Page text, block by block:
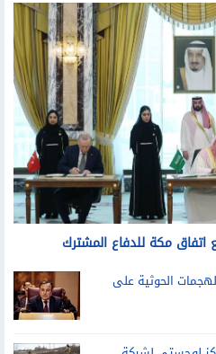
اتفاق مكة للدفاع المشترك
الحوثية على